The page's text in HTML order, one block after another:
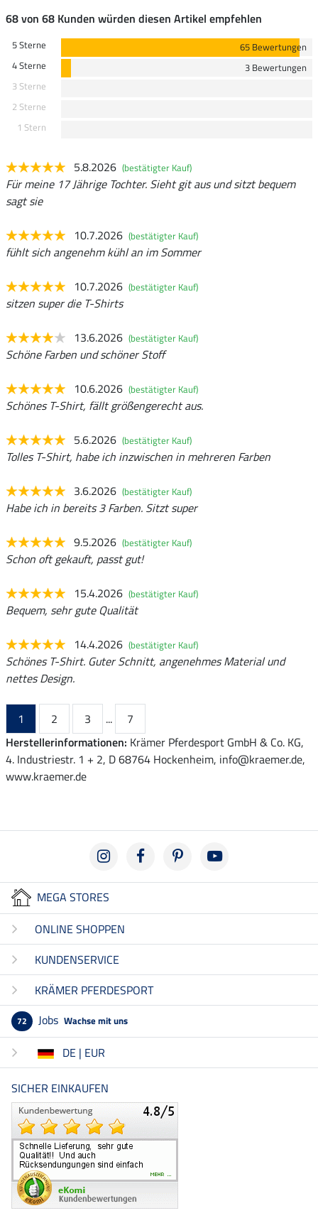
68 von 68 Kunden würden diesen Artikel empfehlen
5 Sterne
65 Bewertungen
4 Sterne
3 Bewertungen
3 Sterne
2 Sterne
1 Stern
5.8.2026 (bestätigter Kauf)
Für meine 17 Jährige Tochter. Sieht git aus und sitzt bequem
sagt sie
10.7.2026 (bestätigter Kauf)
fühlt sich angenehm kühl an im Sommer
10.7.2026 (bestätigter Kauf)
sitzen super die T-Shirts
13.6.2026 (bestätigter Kauf)
Schöne Farben und schöner Stoff
10.6.2026 (bestätigter Kauf)
Schönes T-Shirt, fällt größengerecht aus.
5.6.2026 (bestätigter Kauf)
Tolles T-Shirt, habe ich inzwischen in mehreren Farben
3.6.2026 (bestätigter Kauf)
Habe ich in bereits 3 Farben. Sitzt super
9.5.2026 (bestätigter Kauf)
Schon oft gekauft, passt gut!
15.4.2026 (bestätigter Kauf)
Bequem, sehr gute Qualität
14.4.2026 (bestätigter Kauf)
Schönes T-Shirt. Guter Schnitt, angenehmes Material und
nettes Design.
1 2 3 ...
7
Herstellerinformationen: Krämer Pferdesport GmbH & Co. KG,
4. Industriestr. 1 + 2, D 68764 Hockenheim, info@kraemer.de,
www.kraemer.de
MEGA STORES
ONLINE SHOPPEN
KUNDENSERVICE
KRÄMER PFERDESPORT
72 Jobs Wachse mit uns
DE | EUR
SICHER EINKAUFEN